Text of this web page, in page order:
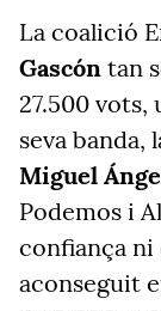
La coalició
Gascón tan
27.500 vots,
seva banda,
Miguel
Podemos i
confiança ni
aconseguit